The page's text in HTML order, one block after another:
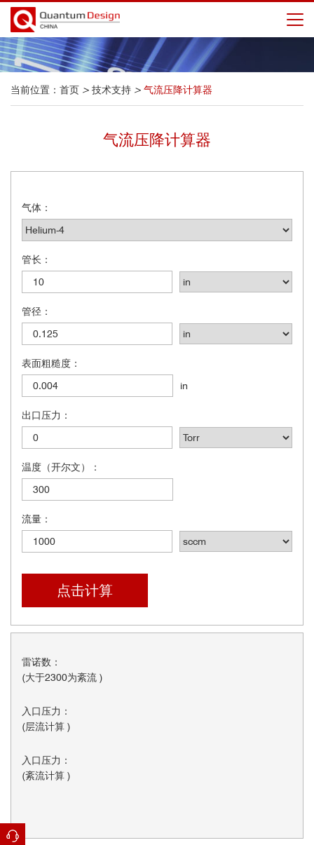
当前位置： 首页 > 技术支持 > 气流压降计算器
气流压降计算器
气体：
管长：
管径：
表面粗糙度：
in
出口压力：
温度（开尔文）：
流量：
点击计算
雷诺数：
(大于2300为紊流 )
入口压力：
(层流计算 )
入口压力：
(紊流计算 )